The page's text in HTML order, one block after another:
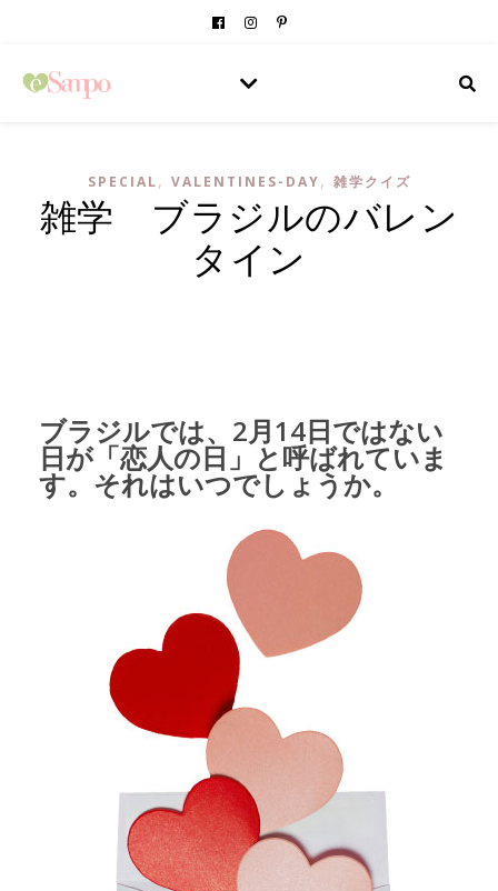
SPECIAL, VALENTINES-DAY, 雑学クイズ
雑学 ブラジルのバレン
タイン
ブラジルでは、2月14日ではない
日が「恋人の日」と呼ばれていま
す。それはいつでしょうか。